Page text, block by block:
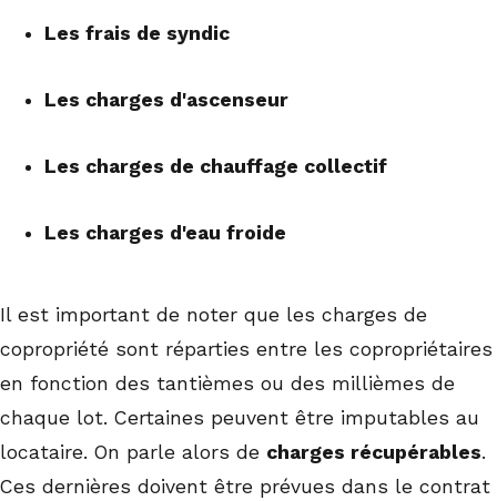
Les frais de syndic
Les charges d'ascenseur
Les charges de chauffage collectif
Les charges d'eau froide
Il est important de noter que les charges de
copropriété sont réparties entre les copropriétaires
en fonction des tantièmes ou des millièmes de
chaque lot. Certaines peuvent être imputables au
locataire. On parle alors de charges récupérables.
Ces dernières doivent être prévues dans le contrat